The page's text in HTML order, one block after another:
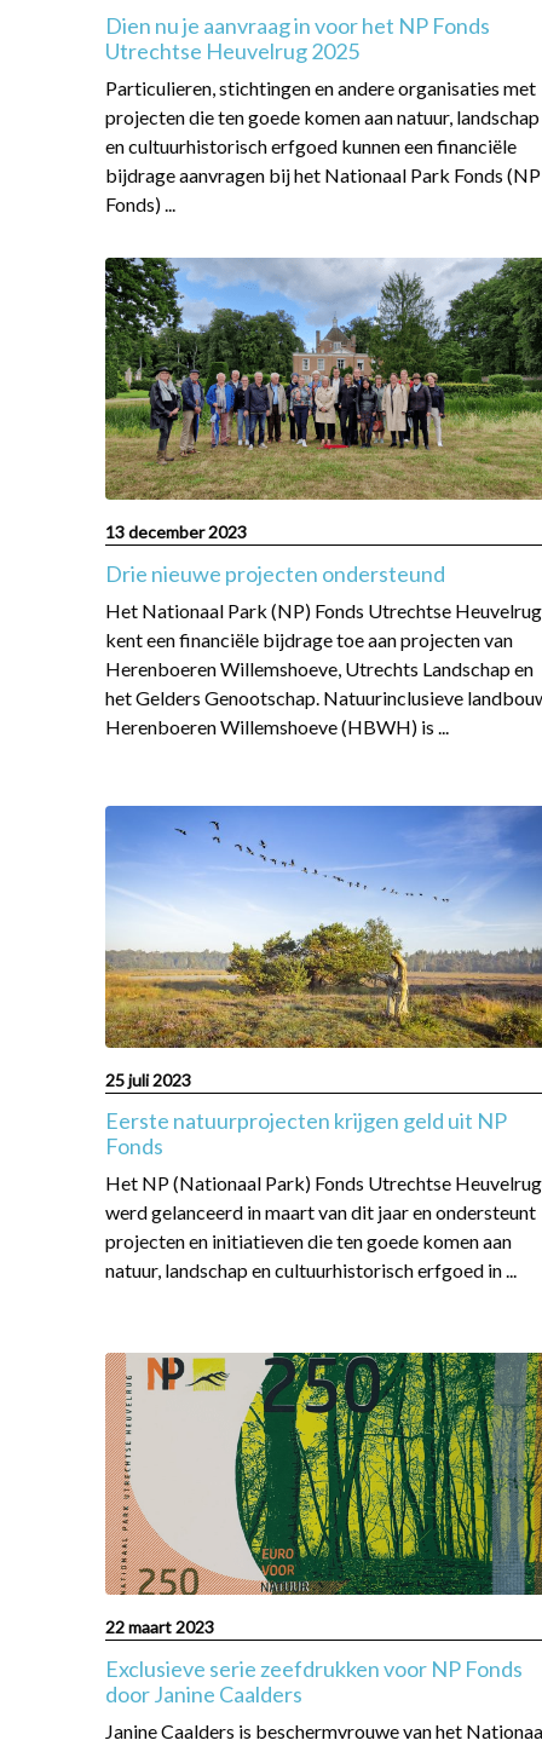
Dien nu je aanvraag in voor het NP Fonds
Utrechtse Heuvelrug 2025
Particulieren, stichtingen en andere organisaties met
projecten die ten goede komen aan natuur, landschap
en cultuurhistorisch erfgoed kunnen een financiële
bijdrage aanvragen bij het Nationaal Park Fonds (NP
Fonds) ...
NP
Fonds
Heuvelrug
2025
13 december 2023
Drie nieuwe projecten ondersteund
Het Nationaal Park (NP) Fonds Utrechtse Heuvelrug
kent een financiële bijdrage toe aan projecten van
Herenboeren Willemshoeve, Utrechts Landschap en
het Gelders Genootschap. Natuurinclusieve
Herenboeren Willemshoeve (HBWH) is ...
Read
more
about
Drie
nieuwe
projecten
ondersteund
25 juli 2023
Eerste natuurprojecten krijgen geld uit NP
Fonds
Het NP (Nationaal Park) Fonds Utrechtse Heuvelrug
werd gelanceerd in maart van dit jaar en ondersteunt
projecten en initiatieven die ten goede komen aan
natuur, landschap en cultuurhistorisch erfgoed in ...
more
Eerste
krijgen
geld
uit
NP
Fonds
22 maart 2023
Exclusieve serie zeefdrukken voor NP Fonds
door Janine Caalders
Janine Caalders is beschermvrouwe van het
Read
more
about
Exclusieve
serie
zeefdrukken
voor
NP
Fonds
door
Janine
Caalders